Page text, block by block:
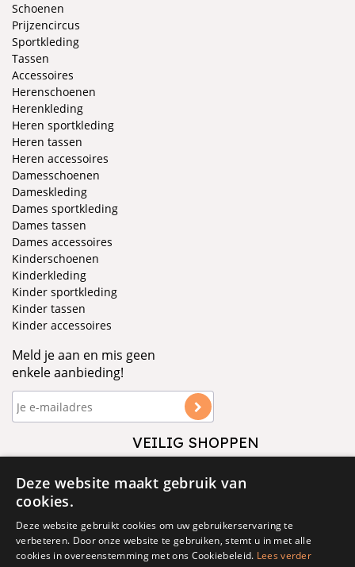
Schoenen
Prijzencircus
Sportkleding
Tassen
Accessoires
Herenschoenen
Herenkleding
Heren sportkleding
Heren tassen
Heren accessoires
Damesschoenen
Dameskleding
Dames sportkleding
Dames tassen
Dames accessoires
Kinderschoenen
Kinderkleding
Kinder sportkleding
Kinder tassen
Kinder accessoires
Meld je aan en mis geen
enkele aanbieding!
VEILIG SHOPPEN
Deze website maakt gebruik van
cookies.
Deze website gebruikt cookies om uw gebruikerservaring te
verbeteren. Door onze website te gebruiken, stemt u in met alle
cookies in overeenstemming met ons Cookiebeleid. Lees verder